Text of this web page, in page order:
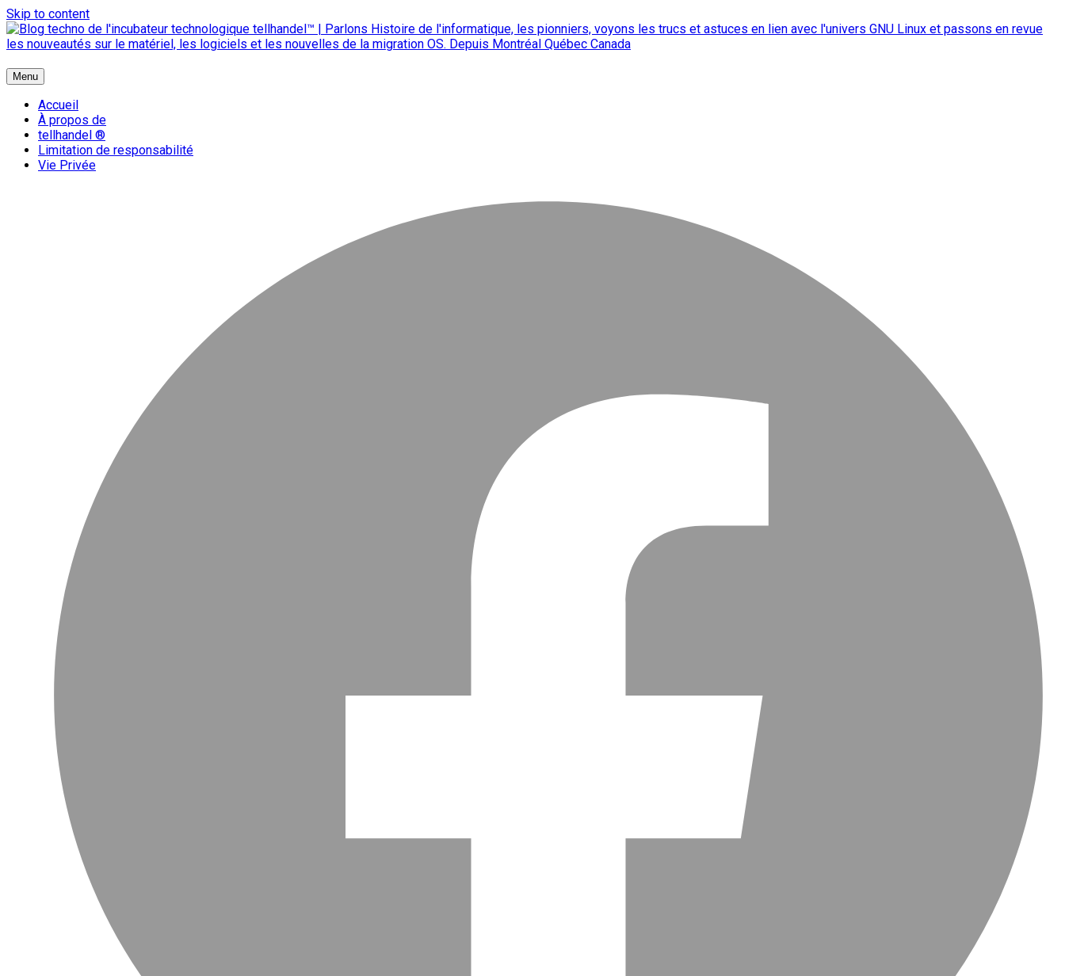
Skip to content
{ + }
blog technologique du hub | migration GNU Linux
Menu
Accueil
À propos de
tellhandel ®
Limitation de responsabilité
Vie Privée